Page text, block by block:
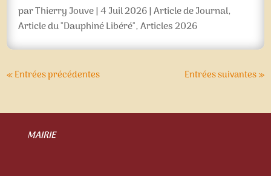
parThierry Jouve|4 Juil 2026|Article de Journal,
Article du "Dauphiné Libéré",Articles 2026
« Entrées précédentes Entrées suivantes »
MAIRIE